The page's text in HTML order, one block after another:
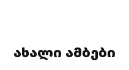
ახალი ამბები